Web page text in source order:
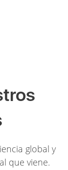
global y
que viene.